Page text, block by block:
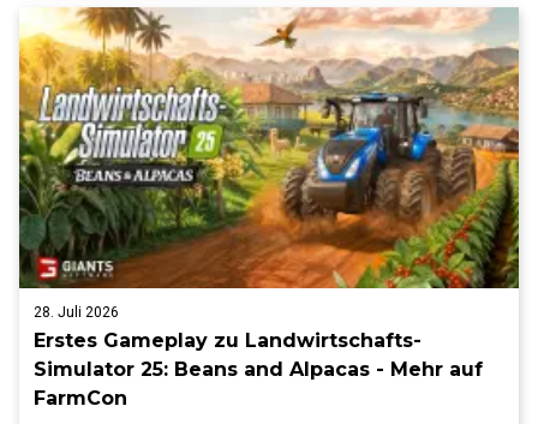
28. Juli 2026
Erstes Gameplay zu Landwirtschafts-
Simulator 25: Beans and Alpacas - Mehr auf
FarmCon